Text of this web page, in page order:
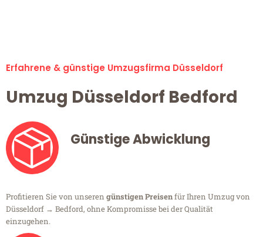
Erfahrene & günstige Umzugsfirma Düsseldorf
Umzug Düsseldorf Bedford
Günstige Abwicklung
Profitieren Sie von unseren günstigen Preisenfür Ihren Umzug von
Düsseldorf → Bedford, ohne Kompromisse bei der Qualität
einzugehen.